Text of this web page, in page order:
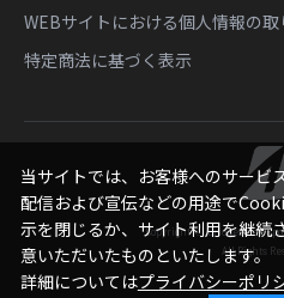
WEBサイトにおける個人情報の取
特定商法に基づく表示
Copyright © Bridgestone
All Rights
当サイトでは、お客様へのサービ
配信および宣伝などの用途で
示を閉じるか、サイト利用を継続
意いただいたものといたします。
詳細についてはプライバシーポリ